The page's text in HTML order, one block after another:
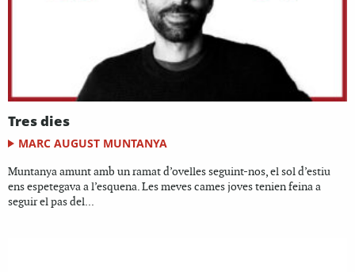
Tres dies
MARC AUGUST MUNTANYA
Muntanya amunt amb un ramat d’ovelles seguint-nos, el sol d’estiu
ens espetegava a l’esquena. Les meves cames joves tenien feina a
seguir el pas del...